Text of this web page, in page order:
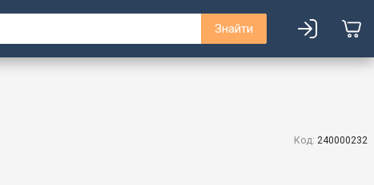
Знайти
Код: 240000232